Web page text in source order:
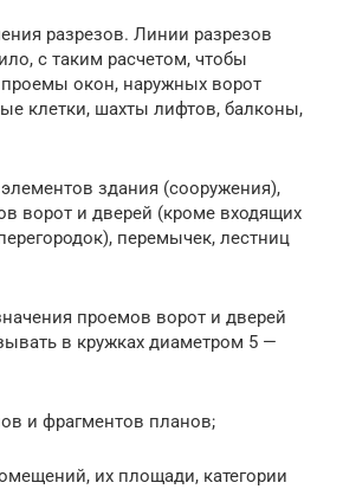
разрезов. Линии разрезов
с таким расчетом, чтобы
окон, наружных ворот
клетки, шахты лифтов, балконы,
здания (сооружения),
ворот и дверей (кроме входящих
перемычек, лестниц
проемов ворот и дверей
в кружках диаметром 5 —
и фрагментов планов;
их площади, категории